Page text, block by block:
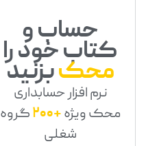
حساب و
کتاب خود را
محکبزنید
نرم افزار حسابداری
محک ویژه+200
گروه
شغلی